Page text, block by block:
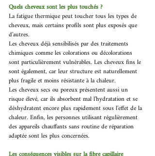
Quels cheveux sont les plus touchés ?
La fatigue thermique peut toucher tous les types de
cheveux, mais certains profils sont plus exposés que
d’autres.
Les cheveux déjà sensibilisés par des traitements
chimiques comme les colorations ou décolorations
sont particulièrement vulnérables. Les cheveux fins le
sont également, car leur structure est naturellement
plus fragile et moins résistante à la chaleur.
Les cheveux secs ou poreux présentent aussi un
risque élevé, car ils absorbent mal l’hydratation et se
déshydratent encore plus rapidement sous l’effet de la
chaleur. Enfin, les personnes utilisant régulièrement
des appareils chauffants sans routine de réparation
adaptée sont les plus concernées.